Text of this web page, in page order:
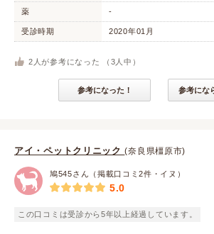
薬 -
受診時期 2020年01月
2 人が参考になった （ 3 人中）
参考になった！ 参考にな
アイ・ペットクリニック(奈良県橿原市)
鳩545さん（掲載口コミ2件・イヌ）
5.0
この口コミは受診から5年以上経過しています。